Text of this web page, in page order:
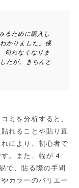
るために購入し
かりました。張
匂わなくなりま
たが、きちんと
ミを分析すると、
れることや貼り直
により、初心者で
す。また、幅が4
で、貼る際の手間
カラーのバリエー